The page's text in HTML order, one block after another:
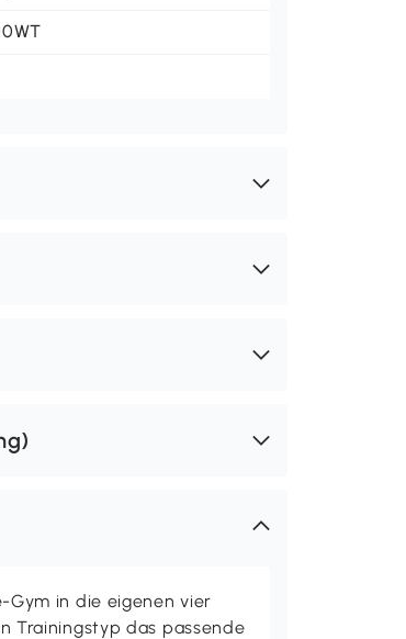
Gym in die eigenen vier
Trainingstyp das passende